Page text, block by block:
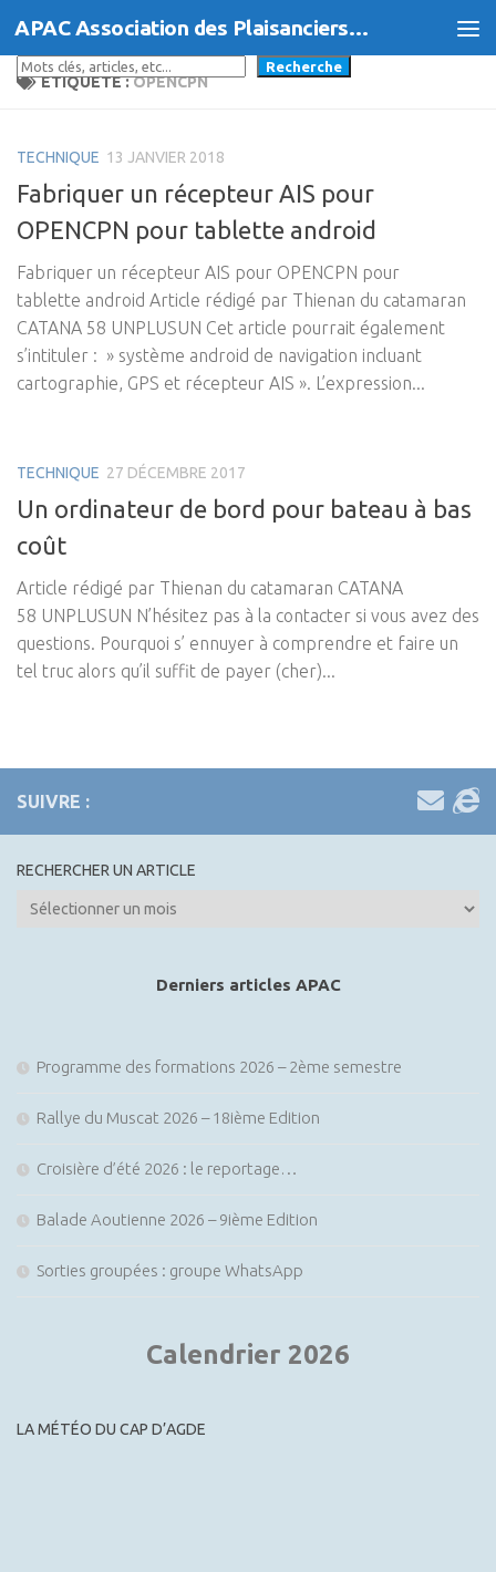
Skip to content APAC Association des Plaisanciers d'Agde et du Cap
Rechercher
Recherche
ÉTIQUETÉ :OPENCPN
TECHNIQUE 13 JANVIER 2018
Fabriquer un récepteur AIS pour
OPENCPN pour tablette android
Fabriquer un récepteur AIS pour OPENCPN pour
tablette android Article rédigé par Thienan du catamaran
CATANA 58 UNPLUSUN Cet article pourrait également
s’intituler : » système android de navigation incluant
cartographie, GPS et récepteur AIS ». L’expression...
TECHNIQUE 27 DÉCEMBRE 2017
Un ordinateur de bord pour bateau à bas
coût
Article rédigé par Thienan du catamaran CATANA
58 UNPLUSUN N’hésitez pas à la contacter si vous avez des
questions. Pourquoi s’ ennuyer à comprendre et faire un
tel truc alors qu’il suffit de payer (cher)...
SUIVRE :
RECHERCHER UN ARTICLE
Rechercher
Derniers articles APAC
Programme des formations 2026 – 2ème semestre
Rallye du Muscat 2026 – 18ième Edition
Croisière d’été 2026 : le reportage…
Balade Aoutienne 2026 – 9ième Edition
Sorties groupées : groupe WhatsApp
Calendrier 2026
LA MÉTÉO DU CAP D’AGDE